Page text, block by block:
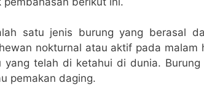
satu jenis burung yang berasal
nokturnal atau aktif pada malam
yang telah di ketahui di dunia.
pemakan daging.